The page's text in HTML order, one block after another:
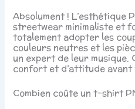
Absolument ! L’esthétique
streetwear minimaliste et
totalement adopter les
couleurs neutres et les
un expert de leur musique.
confort et d’attitude avant
Combien coûte un t-shirt